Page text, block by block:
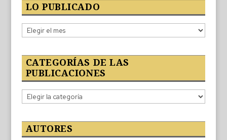
LO PUBLICADO
Lo
publicado
CATEGORÍAS DE LAS
PUBLICACIONES
Categorías
de
publicaciones
AUTORES